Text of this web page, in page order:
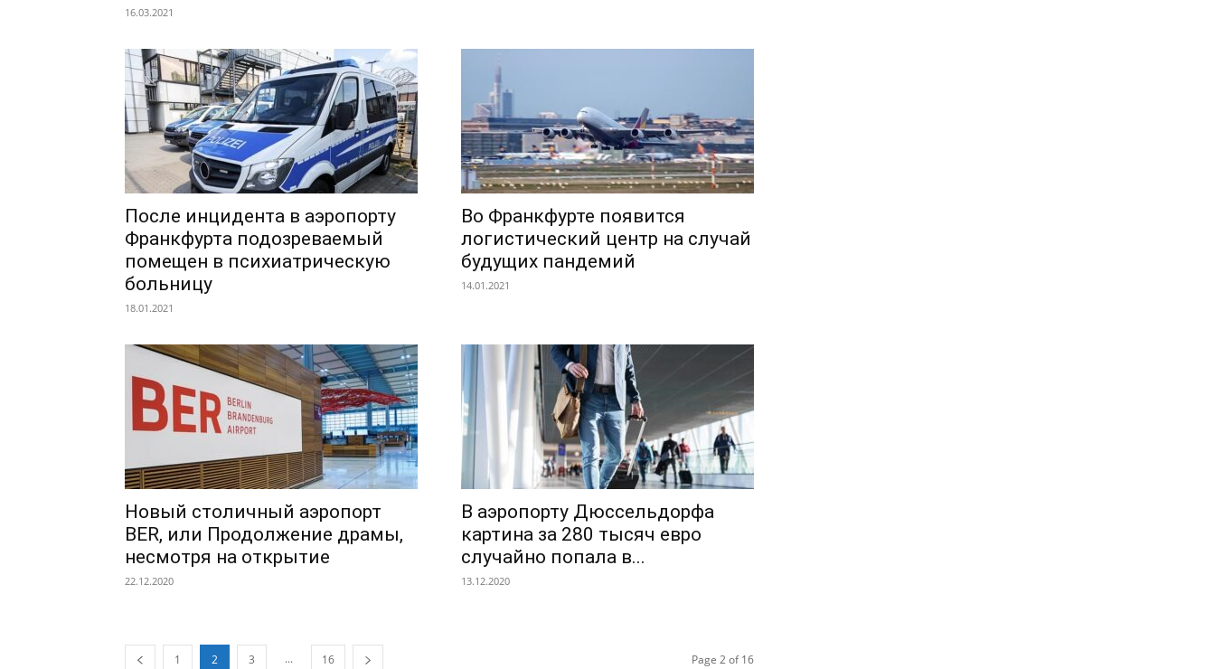
16.03.2021
После инцидента в аэропорту
Франкфурта подозреваемый
помещен в психиатрическую
больницу
18.01.2021
Во Франкфурте появится
логистический центр на случай
будущих пандемий
14.01.2021
Новый столичный аэропорт
BER, или Продолжение драмы,
несмотря на открытие
22.12.2020
В аэропорту Дюссельдорфа
картина за 280 тысяч евро
случайно попала в...
13.12.2020
1 2 3 ... 16 Page 2 of 16